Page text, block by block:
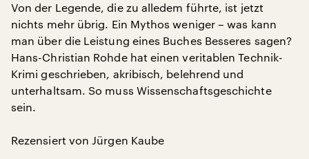
Von der Legende, die zu alledem führte, ist jetzt
nichts mehr übrig. Ein Mythos weniger – was kann
man über die Leistung eines Buches Besseres sagen?
Hans-Christian Rohde hat einen veritablen Technik-
Krimi geschrieben, akribisch, belehrend und
unterhaltsam. So muss Wissenschaftsgeschichte
sein.
Rezensiert von Jürgen Kaube